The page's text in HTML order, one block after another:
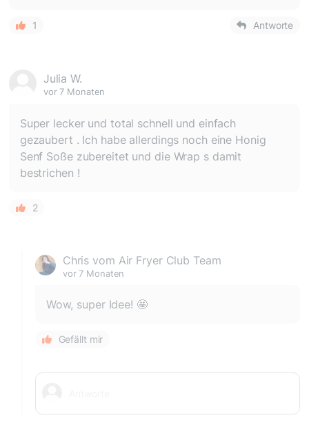
1 Antworte
Julia W.
vor 7 Monaten
Super lecker und total schnell und einfach
gezaubert . Ich habe allerdings noch eine Honig
Senf Soße zubereitet und die Wrap s damit
bestrichen !
2
Chris vom Air Fryer Club Team
vor 7 Monaten
Wow, super Idee! 🤩
Gefällt mir